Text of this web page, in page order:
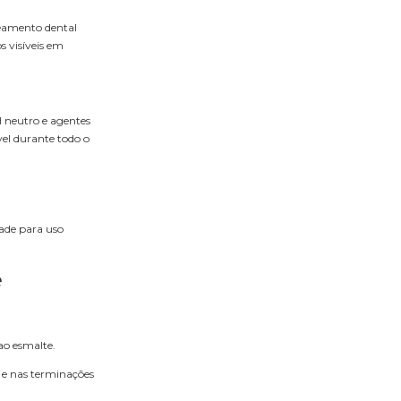
dental
visíveis em
neutro e agentes
durante todo o
para uso
esmalte.
nas terminações